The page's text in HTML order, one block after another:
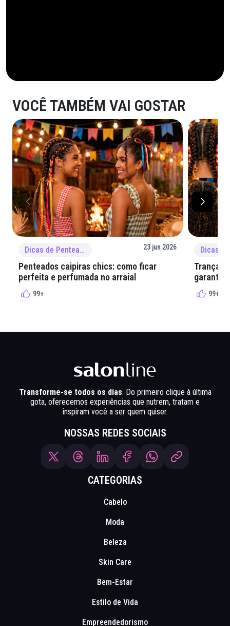
VOCÊ TAMBÉM VAI GOSTAR
Dicas de Penteado 23 jun 2026
Penteados caipiras chics: como ficar
perfeita e perfumada no arraial
99+
Tranças
garantir
99+
Transforme-se todos os dias. Do primeiro clique à última
gota, oferecemos experiências que nutrem, tratam e
inspiram você a ser quem quiser.
NOSSAS REDES SOCIAIS
CATEGORIAS
Cabelo
Moda
Beleza
Skin Care
Bem-Estar
Estilo de Vida
Empreendedorismo